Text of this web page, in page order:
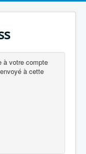
à votre compte
à cette